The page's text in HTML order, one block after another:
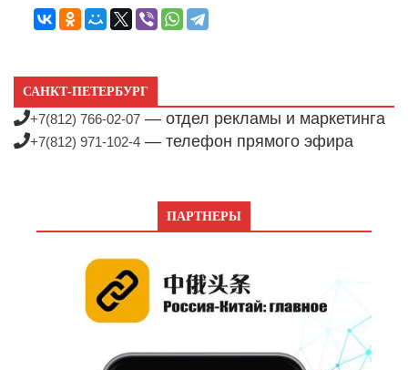
САНКТ-ПЕТЕРБУРГ
+7(812) 766-02-07 — отдел рекламы и маркетинга
+7(812) 971-102-4 — телефон прямого эфира
ПАРТНЕРЫ